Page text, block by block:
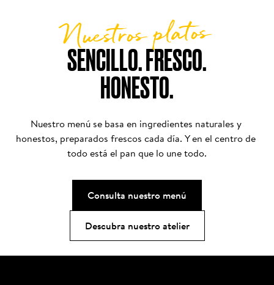
SENCILLO. FRESCO.
HONESTO.
Nuestros platos
Nuestro menú se basa en ingredientes naturales y
honestos, preparados frescos cada día. Y en el centro de
todo está el pan que lo une todo.
Consulta nuestro menú
Descubra nuestro atelier